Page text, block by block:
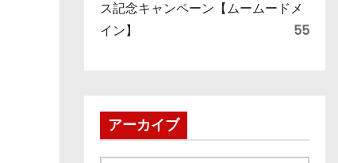
ス記念キャンペーン【ムームードメ
イン】
55
アーカイブ